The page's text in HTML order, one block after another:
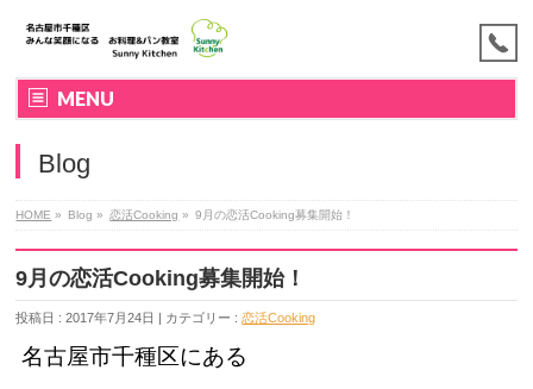
MENU
Blog
HOME » Blog » 恋活Cooking » 9月の恋活Cooking募集開始！
9月の恋活Cooking募集開始！
投稿日 : 2017年7月24日 | カテゴリー :恋活Cooking
名古屋市千種区にある